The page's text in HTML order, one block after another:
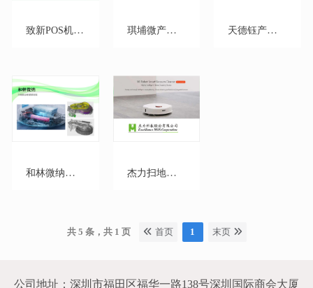
致新POS机电源解决方案 琪埔微产品解决方案 天德钰产品解决方案
和林微纳扫地机齿轮箱策划方案 杰力扫地机MOS方案
共 5 条，共 1 页 首页 1 末页
公司地址：深圳市福田区福华一路138号深圳国际商会大厦